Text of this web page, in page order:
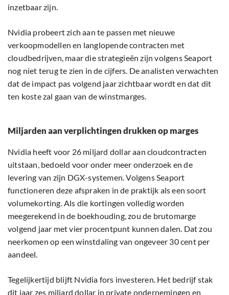
inzetbaar zijn.
Nvidia probeert zich aan te passen met nieuwe
verkoopmodellen en langlopende contracten met
cloudbedrijven, maar die strategieën zijn volgens Seaport
nog niet terug te zien in de cijfers. De analisten verwachten
dat de impact pas volgend jaar zichtbaar wordt en dat dit
ten koste zal gaan van de winstmarges.
Miljarden aan verplichtingen drukken op marges
Nvidia heeft voor 26 miljard dollar aan cloudcontracten
uitstaan, bedoeld voor onder meer onderzoek en de
levering van zijn DGX-systemen. Volgens Seaport
functioneren deze afspraken in de praktijk als een soort
volumekorting. Als die kortingen volledig worden
meegerekend in de boekhouding, zou de brutomarge
volgend jaar met vier procentpunt kunnen dalen. Dat zou
neerkomen op een winstdaling van ongeveer 30 cent per
aandeel.
Tegelijkertijd blijft Nvidia fors investeren. Het bedrijf stak
dit jaar zes miljard dollar in private ondernemingen en